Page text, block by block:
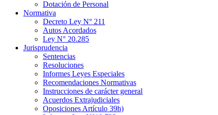
Dotación de Personal
Normativa
Decreto Ley N° 211
Autos Acordados
Ley N° 20.285
Jurisprudencia
Sentencias
Resoluciones
Informes Leyes Especiales
Recomendaciones Normativas
Instrucciones de carácter general
Acuerdos Extrajudiciales
Oposiciones Artículo 39h)